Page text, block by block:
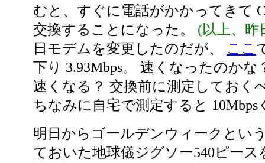
むと、すぐに電話がかかってきて
交換することになった。 (以上、昨
日モデムを変更したのだが、 ここ
下り 3.93Mbps。 速くなったのかな
速くなる？ 交換前に測定しておく
ちなみに自宅で測定すると 10Mbps
明日からゴールデンウィークとい
ておいた地球儀ジグソー540ピース